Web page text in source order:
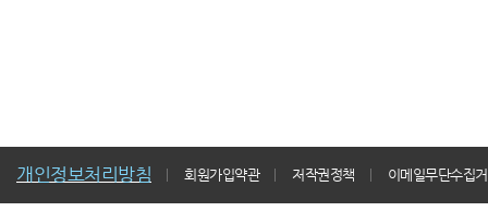
개인정보처리방침 회원가입약관 저작권정책 이메일무단수집